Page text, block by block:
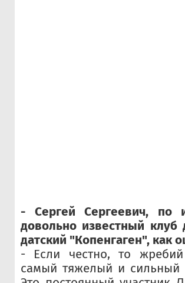
- Сергей Сергеевич, по
довольно известный
датский "Копенгаген", как
- Если честно, то
самый тяжелый и сильный